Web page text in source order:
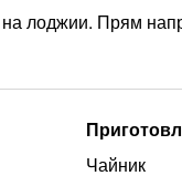
лоджии. Прям
Чайник